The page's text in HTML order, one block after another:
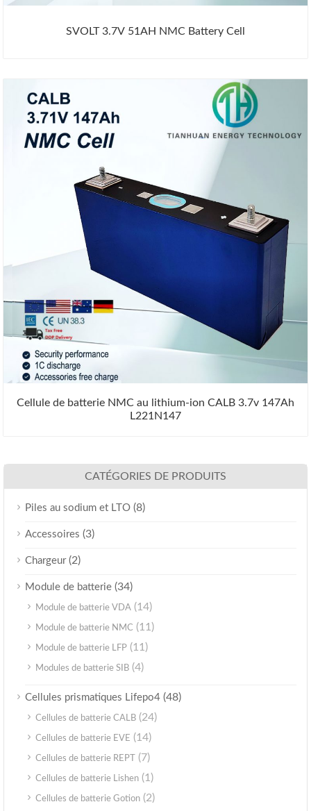
SVOLT 3.7V 51AH NMC Battery Cell
Cellule de batterie NMC au lithium-ion CALB 3.7v 147Ah
L221N147
CATÉGORIES DE PRODUITS
Piles au sodium et LTO (8)
Accessoires (3)
Chargeur(2)
Module de batterie (34)
Module de batterie VDA (14)
Module de batterie NMC (11)
Module de batterie LFP (11)
Modules de batterie SIB (4)
Cellules prismatiques Lifepo4 (48)
Cellules de batterie CALB (24)
Cellules de batterie EVE (14)
Cellules de batterie REPT (7)
Cellules de batterie Lishen (1)
Cellules de batterie Gotion (2)